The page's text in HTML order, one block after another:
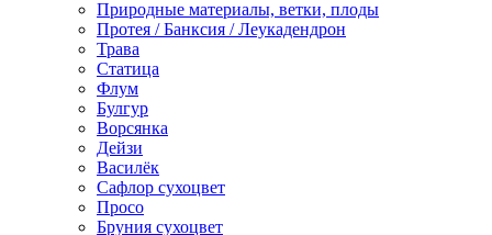
Природные материалы, ветки, плоды
Протея / Банксия / Леукадендрон
Трава
Статица
Флум
Булгур
Ворсянка
Дейзи
Василёк
Сафлор сухоцвет
Просо
Бруния сухоцвет